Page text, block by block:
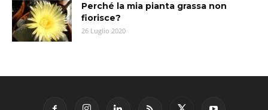
Perché la mia pianta grassa non
fiorisce?
26 Luglio 2020